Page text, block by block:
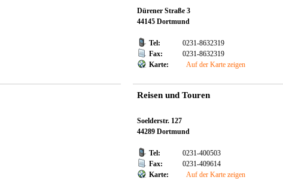
Dürener Straße 3
44145 Dortmund
Tel:
0231-8632319
Fax:
0231-8632319
Karte:
Auf der Karte zeigen
Reisen und Touren
Soelderstr. 127
44289 Dortmund
Tel:
0231-400503
Fax:
0231-409614
Karte:
Auf der Karte zeigen